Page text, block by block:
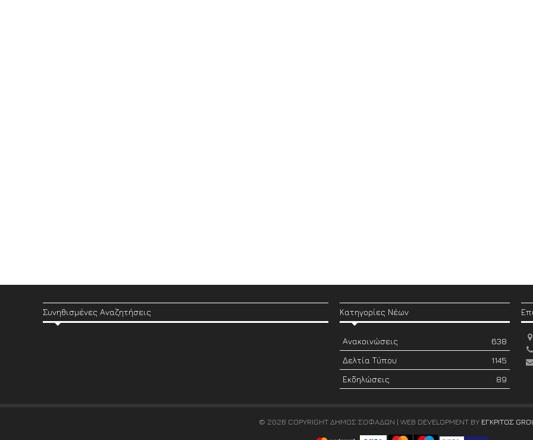
Συνηθισμένες Αναζητήσεις Κατηγορίες Νέων
Ανακοινώσεις
638
Δελτία Τύπου
1145
Εκδηλώσεις
89
© 2026 COPYRIGHT ΔΗΜΟΣ ΣΟΦΑΔΩΝ | WEB DEVELOPMENT BY ΕΓΚΡΙΤΟΣ